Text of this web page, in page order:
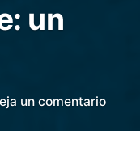
un
un comentarioen